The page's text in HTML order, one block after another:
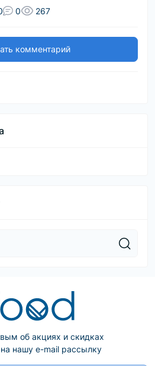
0 267
комментарий
об акциях и скидках
нашу e-mail рассылку